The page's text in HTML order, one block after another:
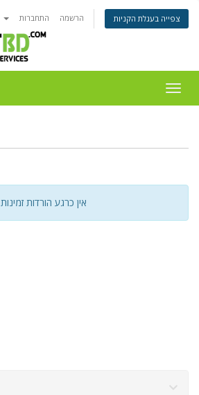
התחברות הרשמה צפייה בעגלת הקניות
אין כרגע הורדות זמינות